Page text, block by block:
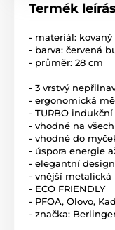
Termék
- materiál:
- barva: červená
- průměr: 28 cm
- 3 vrstvý
- ergonomická
- TURBO
- vhodné na
- vhodné do
- úspora energie
- elegantní design
- vnější metalická
- ECO FRIENDLY
- PFOA, Olovo,
- značka: